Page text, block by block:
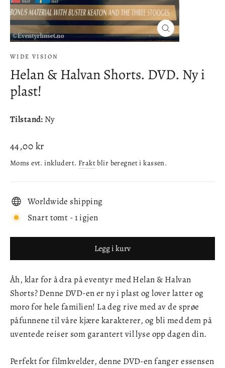
Lukke
(esc)
WIDE VISION
Helan & Halvan Shorts. DVD. Ny i
plast!
Tilstand: Ny
Ordinær
pris
44,00 kr
Moms evt. inkludert. Fraktblir beregnet i kassen.
Worldwide shipping
Snart tomt - 1 igjen
Legg i kurv
Åh, klar for å dra på eventyr med Helan & Halvan
Shorts? Denne DVD-en er ny i plast og lover latter og
moro for hele familien! La deg rive med av de sprøe
påfunnene til våre kjære karakterer, og bli med dem på
uventede reiser som garantert vil lyse opp dagen din.
Perfekt for filmkvelder, denne DVD-en fanger essensen